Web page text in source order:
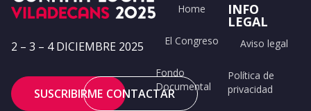
2 – 3 – 4 DICIEMBRE 2025
SUSCRIBIRME CONTACTAR
Home
El Congreso
Fondo
Documental
INFO
LEGAL
Aviso legal
Política de
privacidad